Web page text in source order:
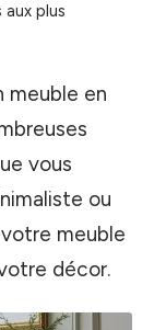
plus
meuble en
vous
ou
meuble
décor.